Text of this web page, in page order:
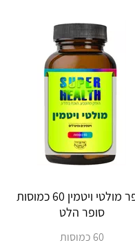
סופר מולטי ויטמין 60 כמוסות
סופר הלט
60 כמוסות